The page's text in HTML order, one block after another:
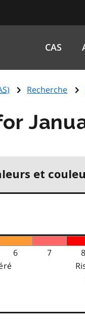
CAS
) Recherche
et
6 7 8